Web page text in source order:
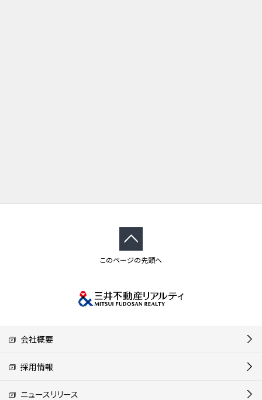
このページの先頭へ
会社概要
採用情報
ニュースリリース